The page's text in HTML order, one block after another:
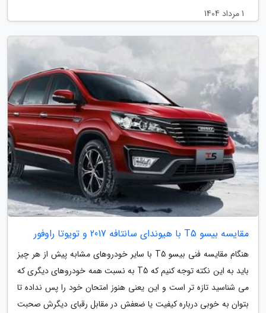
1 مرداد 1404
مقایسه بیسو T5 با هیوندای سانتافه 2017 و تویوتا راوفور
هنگام مقایسه فنی بیسو T5 با سایر خودروهای مشابه پیش از هر چیز
باید به این نکته توجه کنیم که T5 به نسبت همه خودروهای دیگری که
می شناسید تازه تر است و این یعنی هنوز امتحان خود را پس نداده تا
بتوان به خوبی درباره کیفیت یا ضعفش در مقابل رقبای دیگرش صحبت